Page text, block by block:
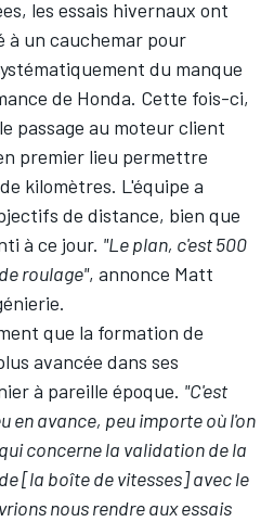
les essais hivernaux ont
à un cauchemar pour
du manque
de Honda. Cette fois-ci,
passage au moteur client
premier lieu permettre
kilomètres. L'équipe a
de distance, bien que
à ce jour. "Le plan, c'est 500
roulage", annonce Matt
que la formation de
avancée dans ses
à pareille époque. "C'est
en avance, peu importe où l'on
concerne la validation de la
[la boîte de vitesses] avec le
nous rendre aux essais